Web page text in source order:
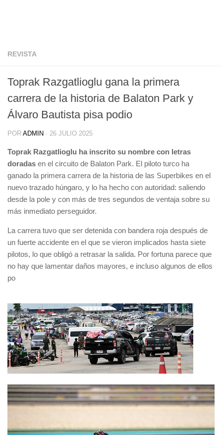
REVISTA
Toprak Razgatlioglu gana la primera
carrera de la historia de Balaton Park y
Álvaro Bautista pisa podio
POR ADMIN · 26 JULIO 2025
Toprak Razgatlioglu ha inscrito su nombre con letras
doradas en el circuito de Balaton Park. El piloto turco ha
ganado la primera carrera de la historia de las Superbikes en el
nuevo trazado húngaro, y lo ha hecho con autoridad: saliendo
desde la pole y con más de tres segundos de ventaja sobre su
más inmediato perseguidor.
La carrera tuvo que ser detenida con bandera roja después de
un fuerte accidente en el que se vieron implicados hasta siete
pilotos, lo que obligó a retrasar la salida. Por fortuna parece que
no hay que lamentar daños mayores, e incluso algunos de ellos
po